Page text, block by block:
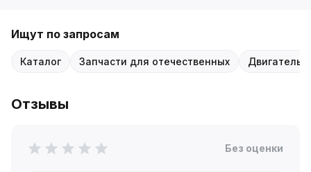
Ищут по запросам
Каталог Запчасти для отечественных Двигатель
Отзывы
Без оценки